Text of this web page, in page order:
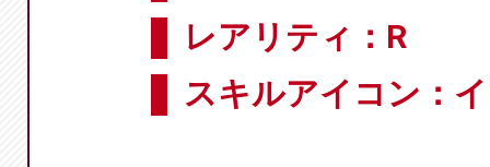
レアリティ：R
スキルアイコン：